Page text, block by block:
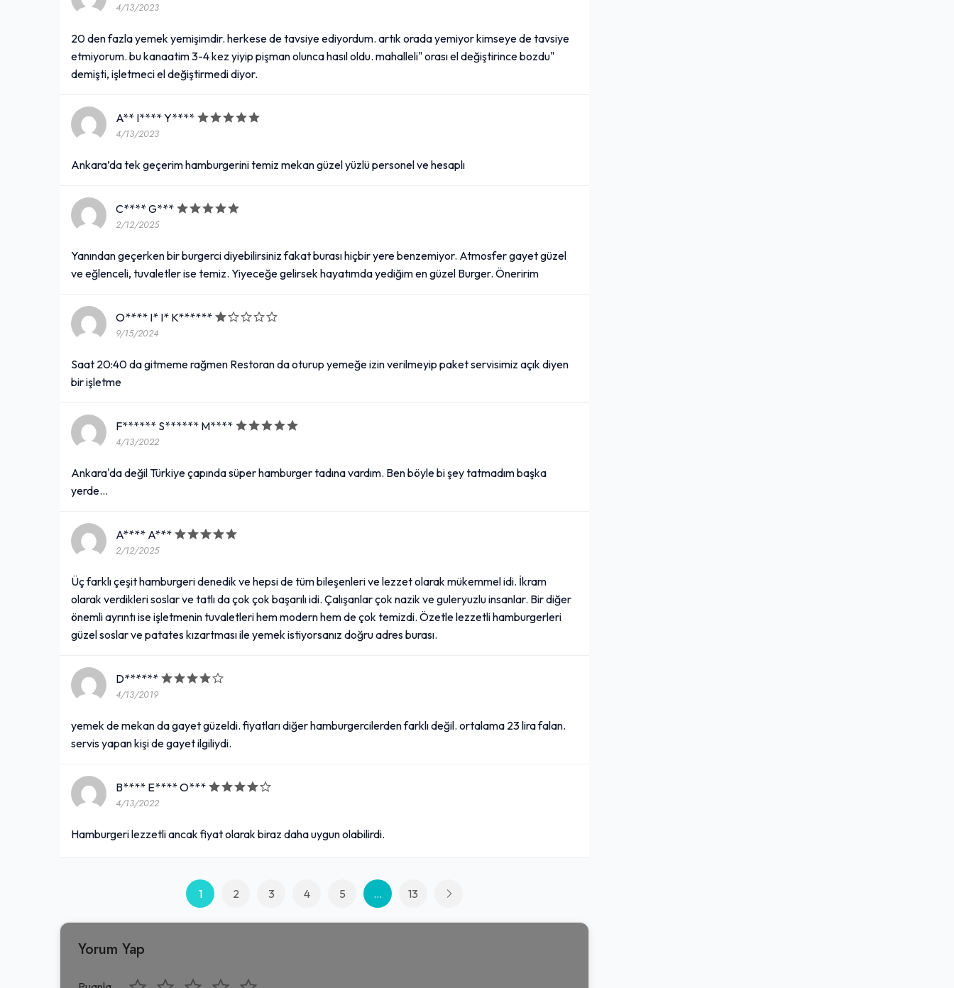
4/13/2023
20 den fazla yemek yemişimdir. herkese de tavsiye ediyordum. artık orada yemiyor kimseye de tavsiye
etmiyorum. bu kanaatim 3-4 kez yiyip pişman olunca hasıl oldu. mahalleli" orası el değiştirince bozdu"
demişti, işletmeci el değiştirmedi diyor.
A** I**** Y****
4/13/2023
Ankara’da tek geçerim hamburgerini temiz mekan güzel yüzlü personel ve hesaplı
C**** G***
2/12/2025
Yanından geçerken bir burgerci diyebilirsiniz fakat burası hiçbir yere benzemiyor. Atmosfer gayet güzel
ve eğlenceli, tuvaletler ise temiz. Yiyeceğe gelirsek hayatımda yediğim en güzel Burger. Öneririm
O**** I* I* K******
9/15/2024
Saat 20:40 da gitmeme rağmen Restoran da oturup yemeğe izin verilmeyip paket servisimiz açık diyen
bir işletme
F****** S****** M****
4/13/2022
Ankara'da değil Türkiye çapında süper hamburger tadına vardım. Ben böyle bi şey tatmadım başka
yerde...
A**** A***
2/12/2025
Üç farklı çeşit hamburgeri denedik ve hepsi de tüm bileşenleri ve lezzet olarak mükemmel idi. İkram
olarak verdikleri soslar ve tatlı da çok çok başarılı idi. Çalışanlar çok nazik ve guleryuzlu insanlar. Bir diğer
önemli ayrıntı ise işletmenin tuvaletleri hem modern hem de çok temizdi. Özetle lezzetli hamburgerleri
güzel soslar ve patates kızartması ile yemek istiyorsanız doğru adres burası.
D******
4/13/2019
yemek de mekan da gayet güzeldi. fiyatları diğer hamburgercilerden farklı değil. ortalama 23 lira falan.
servis yapan kişi de gayet ilgiliydi.
B**** E**** O***
4/13/2022
Hamburgeri lezzetli ancak fiyat olarak biraz daha uygun olabilirdi.
1 2 3 4 5 ... 13
Yorum Yap